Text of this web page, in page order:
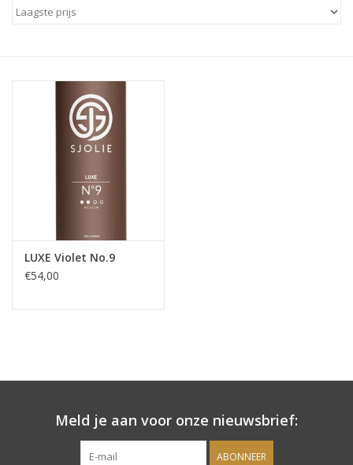
Selftan producten
Verzorging / Accessoires
Ventilatoren / Afzuiging
Promotie materiaal
Salon kleding
Trainingen
LUXE Violet No.9
€54,00
Meld je aan voor onze nieuwsbrief:
ABONNEER